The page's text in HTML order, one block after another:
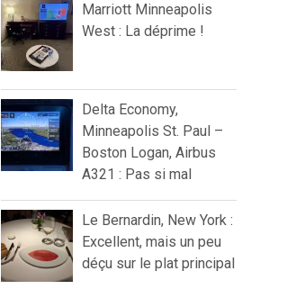
Marriott Minneapolis
West : La déprime !
Delta Economy,
Minneapolis St. Paul –
Boston Logan, Airbus
A321 : Pas si mal
Le Bernardin, New York :
Excellent, mais un peu
déçu sur le plat principal